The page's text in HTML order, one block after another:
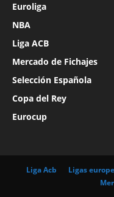
Euroliga
NBA
Liga ACB
Mercado de Fichajes
Selección Española
Copa del Rey
Eurocup
Liga Acb Ligas